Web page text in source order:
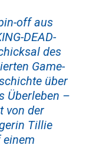
off aus
DEAD-
des
Game-
über
Überleben –
von der
Tillie
einem